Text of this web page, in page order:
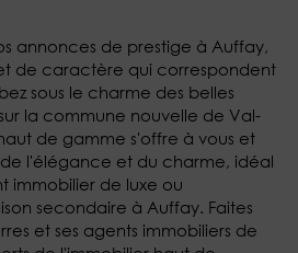
annonces de prestige à Auffay,
de caractère qui correspondent
sous le charme des belles
la commune nouvelle de Val-
de gamme s'offre à vous et
l'élégance et du charme, idéal
immobilier de luxe ou
secondaire à Auffay. Faites
et ses agents immobiliers de